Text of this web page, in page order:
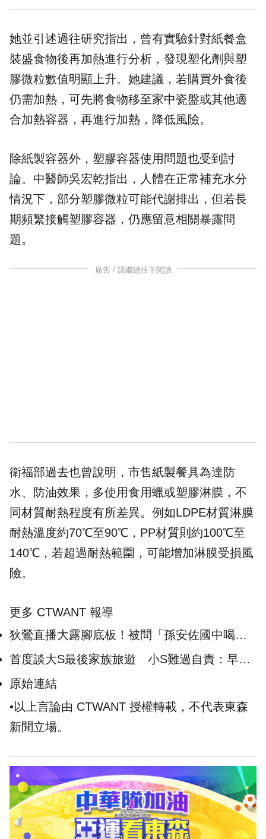
她並引述過往研究指出，曾有實驗針對紙餐盒
裝盛食物後再加熱進行分析，發現塑化劑與塑
膠微粒數值明顯上升。她建議，若購買外食後
仍需加熱，可先將食物移至家中瓷盤或其他適
合加熱容器，再進行加熱，降低風險。
除紙製容器外，塑膠容器使用問題也受到討
論。中醫師吳宏乾指出，人體在正常補充水分
情況下，部分塑膠微粒可能代謝排出，但若長
期頻繁接觸塑膠容器，仍應留意相關暴露問
題。
廣告 / 請繼續往下閱讀
衛福部過去也曾說明，市售紙製餐具為達防
水、防油效果，多使用食用蠟或塑膠淋膜，不
同材質耐熱程度有所差異。例如LDPE材質淋膜
耐熱溫度約70℃至90℃，PP材質則約100℃至
140℃，若超過耐熱範圍，可能增加淋膜受損風
險。
更多 CTWANT 報導
狄鶯直播大露腳底板！被問「孫安佐國中喝母
奶」反嗆：你白痴啊
首度談大S最後家族旅遊 小S難過自責：早知
聽媽的話
原始連結
•以上言論由 CTWANT 授權轉載，不代表東森
新聞立場。